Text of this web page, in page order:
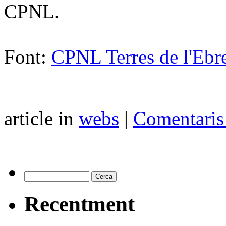
CPNL.
Font: CPNL Terres de
article in webs |
Recentment